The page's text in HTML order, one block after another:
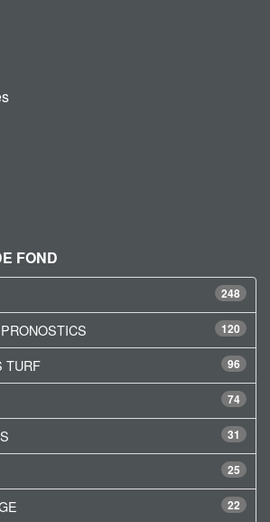
FOND
248
120
96
TURF
74
31
25
22